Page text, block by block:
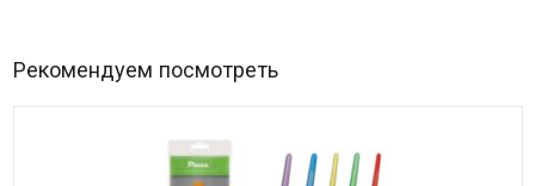
Рекомендуем посмотреть